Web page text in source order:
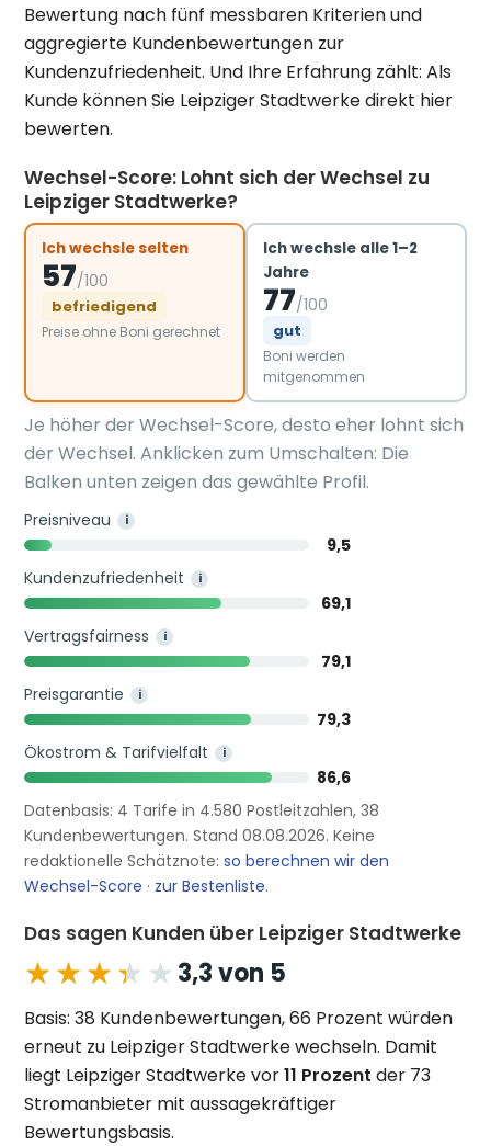
Bewertung nach fünf messbaren Kriterien und
aggregierte Kundenbewertungen zur
Kundenzufriedenheit. Und Ihre Erfahrung zählt: Als
Kunde können Sie Leipziger Stadtwerke direkt hier
bewerten.
Wechsel-Score: Lohnt sich der Wechsel zu
Leipziger Stadtwerke?
Ich wechsle selten
57/100
befriedigend
Preise ohne Boni gerechnet
Ich wechsle alle 1–2
Jahre
77/100
gut
Boni werden
mitgenommen
Je höher der Wechsel-Score, desto eher lohnt sich
der Wechsel. Anklicken zum Umschalten: Die
Balken unten zeigen das gewählte Profil.
Preisniveau i
9,5
Kundenzufriedenheit
i
69,1
Vertragsfairness
i
79,1
Preisgarantie
i
79,3
Ökostrom & Tarifvielfalt
i
86,6
Datenbasis: 4 Tarife in 4.580 Postleitzahlen, 38
Kundenbewertungen. Stand 08.08.2026. Keine
redaktionelle Schätznote:so berechnen wir den
Wechsel-Score · zur Bestenliste.
Das sagen Kunden über Leipziger Stadtwerke
★★★★★
★★★★★ 3,3 von 5
Basis: 38 Kundenbewertungen, 66 Prozent würden
erneut zu Leipziger Stadtwerke wechseln. Damit
liegt Leipziger Stadtwerke vor11 Prozent der 73
Stromanbieter mit aussagekräftiger
Bewertungsbasis.